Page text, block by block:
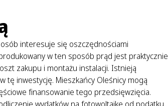
interesuje się oszczędnościami
w ten sposób prąd jest praktycznie
zakupu i montażu instalacji. Istnieją
tę inwestycję. Mieszkańcy Oleśnicy mogą
finansowanie tego przedsięwzięcia.